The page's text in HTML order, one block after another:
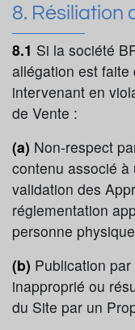
8. Résiliation
8.1 Si la société
allégation est faite
intervenant en
de Vente :
(a) Non-respect
contenu associé
validation des
réglementation
personne
(b) Publication
inapproprié ou
du Site par un